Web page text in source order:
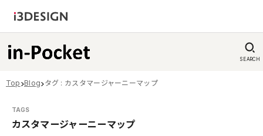
SEARCH
Top Blog タグ : カスタマージャーニーマップ
カスタマージャーニーマップ